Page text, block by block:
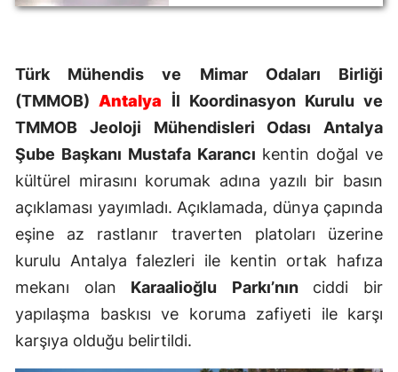
Türk Mühendis ve Mimar Odaları Birliği
(TMMOB) Antalya
İl Koordinasyon Kurulu ve
TMMOB Jeoloji Mühendisleri Odası Antalya
Şube Başkanı Mustafa Karancı kentin doğal ve
kültürel mirasını korumak adına yazılı bir basın
açıklaması yayımladı. Açıklamada, dünya çapında
eşine az rastlanır traverten platoları üzerine
kurulu Antalya falezleri ile kentin ortak hafıza
mekanı olan Karaalioğlu Parkı’nın ciddi bir
yapılaşma baskısı ve koruma zafiyeti ile karşı
karşıya olduğu belirtildi.